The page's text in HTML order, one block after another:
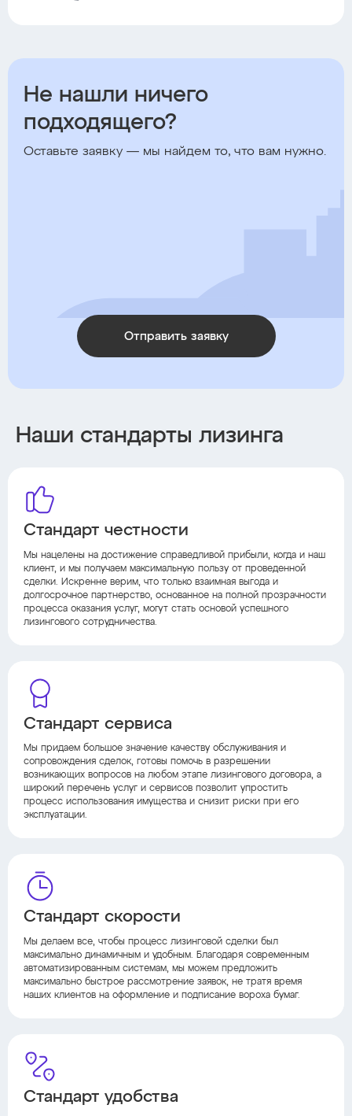
Не нашли ничего
подходящего?
Оставьте заявку — мы найдем то, что вам нужно.
Отправить заявку
Наши стандарты лизинга
Стандарт честности
Мы нацелены на достижение справедливой прибыли, когда и наш
клиент, и мы получаем максимальную пользу от проведенной
сделки. Искренне верим, что только взаимная выгода и
долгосрочное партнерство, основанное на полной прозрачности
процесса оказания услуг, могут стать основой успешного
лизингового сотрудничества.
Стандарт сервиса
Мы придаем большое значение качеству обслуживания и
сопровождения сделок, готовы помочь в разрешении
возникающих вопросов на любом этапе лизингового договора, а
широкий перечень услуг и сервисов позволит упростить
процесс использования имущества и снизит риски при его
эксплуатации.
Стандарт скорости
Мы делаем все, чтобы процесс лизинговой сделки был
максимально динамичным и удобным. Благодаря современным
автоматизированным системам, мы можем предложить
максимально быстрое рассмотрение заявок, не тратя время
наших клиентов на оформление и подписание вороха бумаг.
Стандарт удобства